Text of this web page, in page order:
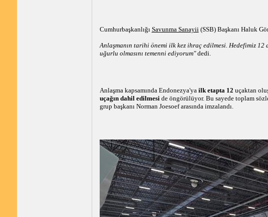
Cumhurbaşkanlığı Savunma Sanayii(SSB) Başkanı Haluk
Anlaşmanın tarihi önemi ilk kez ihraç edilmesi. Hedefimiz
uğurlu olmasını temenni ediyorum"dedi.
Anlaşma kapsamında Endonezya'yailk etapta 12 uçaktan
uçağın dahil edilmeside öngörülüyor. Bu sayede toplam
grup başkanı Norman Joesoef arasında imzalandı.